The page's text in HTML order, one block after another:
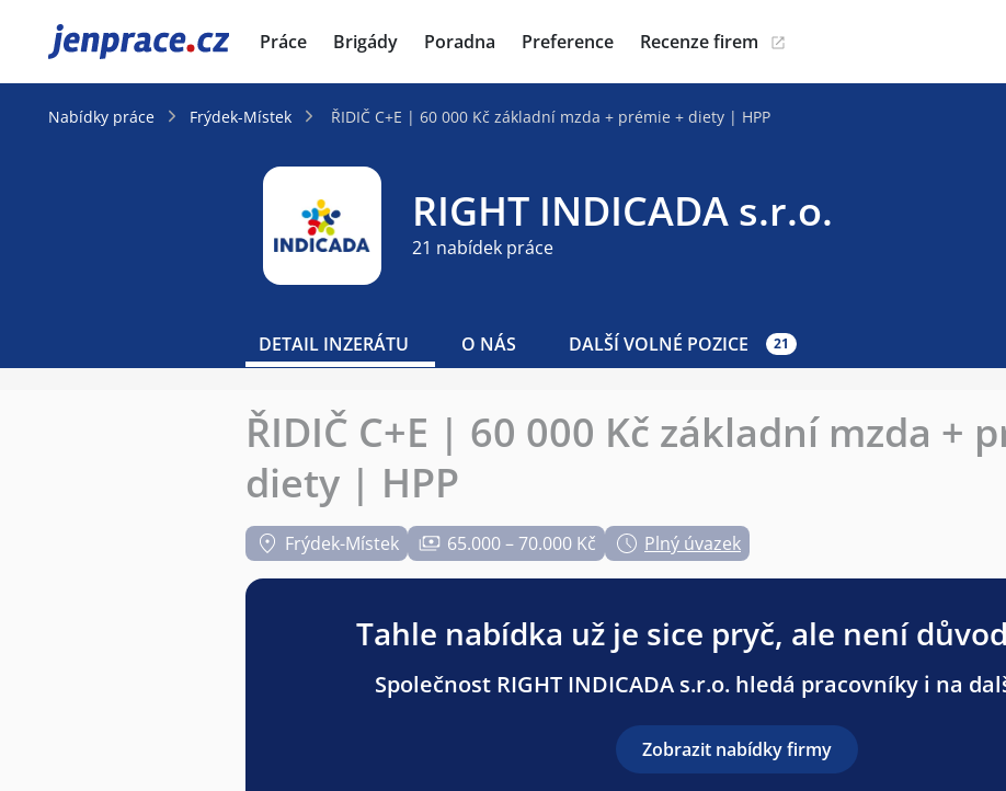
JenPráce.cz Práce Brigády Poradna Preference Recenze firem
Nabídky práce Frýdek-Místek ŘIDIČ C+E | 60 000 Kč základní mzda + prémie + diety | HPP
RIGHT INDICADA s.r.o.
21 nabídek práce
DETAIL INZERÁTU O NÁS DALŠÍ VOLNÉ POZICE 21
ŘIDIČ C+E | 60 000 Kč základní mzda +
diety | HPP
Frýdek-Místek 65.000 – 70.000 Kč Plný úvazek
Tahle nabídka už je sice pryč, ale není
Společnost RIGHT INDICADA s.r.o. hledá pracovníky i na
Zobrazit nabídky firmy